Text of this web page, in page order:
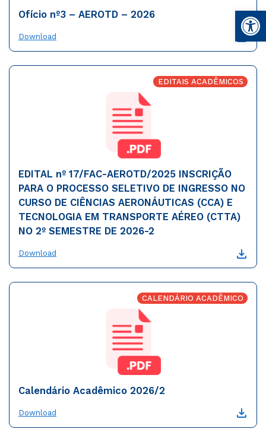
Ofício nº3 – AEROTD – 2026
Download
EDITAIS ACADÊMICOS
EDITAL nº 17/FAC-AEROTD/2025 INSCRIÇÃO
PARA O PROCESSO SELETIVO DE INGRESSO NO
CURSO DE CIÊNCIAS AERONÁUTICAS (CCA) E
TECNOLOGIA EM TRANSPORTE AÉREO (CTTA)
NO 2º SEMESTRE DE 2026-2
Download
CALENDÁRIO ACADÊMICO
Calendário Acadêmico 2026/2
Download